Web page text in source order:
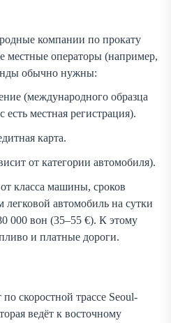
компании по прокату
местные операторы (например,
обычно нужны:
(международного образца
есть местная регистрация).
карта.
от категории автомобиля).
класса машины, сроков
легковой автомобиль на сутки
000 вон (35–55 €). К этому
и платные дороги.
скоростной трассе Seoul-
ведёт к восточному